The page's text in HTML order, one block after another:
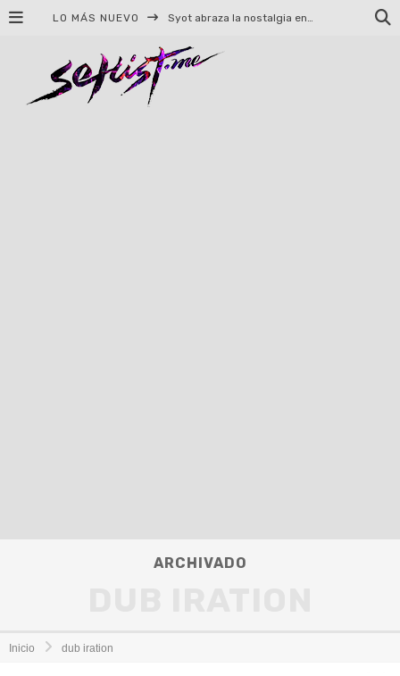
LO MÁS NUEVO Syot abraza la nostalgia en «Blame», el primer adelanto de su EP debut
ARCHIVADO
Inicio dub iration